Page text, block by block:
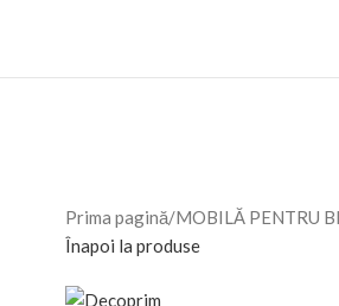
Prima pagină/MOBILĂ PENTRU
Înapoi la produse